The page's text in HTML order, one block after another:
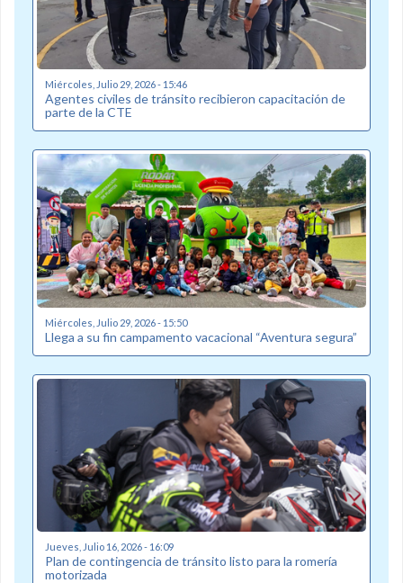
Miércoles, Julio 29, 2026 - 15:46
Agentes civiles de tránsito recibieron capacitación de
parte de la CTE
Miércoles, Julio 29, 2026 - 15:50
Llega a su fin campamento vacacional “Aventura segura”
Jueves, Julio 16, 2026 - 16:09
Plan de contingencia de tránsito listo para la romería
motorizada